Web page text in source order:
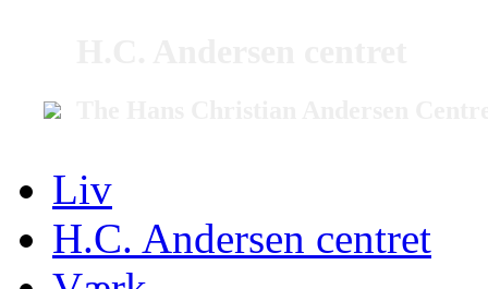
Liv
H.C. Andersen centret